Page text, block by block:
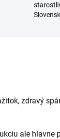
zdravý
ale hlavne